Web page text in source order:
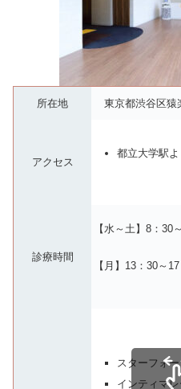
所在地 東京都渋谷区猿
アクセス
都立大学駅
診療時間
【水～土】8：30
【月】13：30～
スターフォ
インティマ